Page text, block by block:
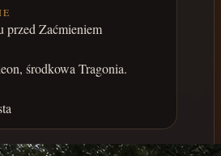
przed Zaćmieniem
środkowa Tragonia.